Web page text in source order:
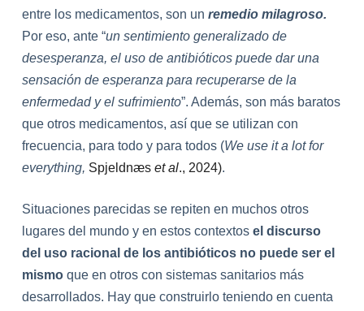
entre los medicamentos, son un remedio milagroso.
Por eso, ante “un sentimiento generalizado de
desesperanza, el uso de antibióticos puede dar una
sensación de esperanza para recuperarse de la
enfermedad y el sufrimiento”. Además, son más baratos
que otros medicamentos, así que se utilizan con
frecuencia, para todo y para todos (We use it a lot for
everything, Spjeldnæs et al., 2024).
Situaciones parecidas se repiten en muchos otros
lugares del mundo y en estos contextos el discurso
del uso racional de los antibióticos no puede ser el
mismoque en otros con sistemas sanitarios más
desarrollados. Hay que construirlo teniendo en cuenta